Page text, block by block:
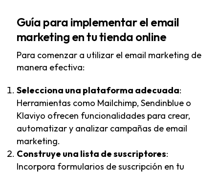
Guía para implementar el email
marketing en tu tienda online
Para comenzar a utilizar el email marketing de
manera efectiva:
Selecciona una plataforma adecuada:
Herramientas como Mailchimp, Sendinblue o
Klaviyo ofrecen funcionalidades para crear,
automatizar y analizar campañas de email
marketing.
Construye una lista de suscriptores:
Incorpora formularios de suscripción en tu